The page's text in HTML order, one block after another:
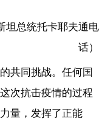
坦总统托卡耶夫通电
话）
共同挑战。任何国
次抗击疫情的过程
量，发挥了正能